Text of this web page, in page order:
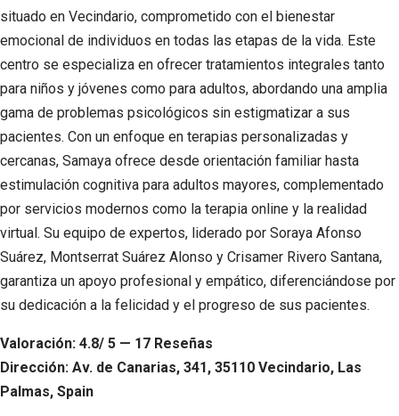
situado en Vecindario, comprometido con el bienestar
emocional de individuos en todas las etapas de la vida. Este
centro se especializa en ofrecer tratamientos integrales tanto
para niños y jóvenes como para adultos, abordando una amplia
gama de problemas psicológicos sin estigmatizar a sus
pacientes. Con un enfoque en terapias personalizadas y
cercanas, Samaya ofrece desde orientación familiar hasta
estimulación cognitiva para adultos mayores, complementado
por servicios modernos como la terapia online y la realidad
virtual. Su equipo de expertos, liderado por Soraya Afonso
Suárez, Montserrat Suárez Alonso y Crisamer Rivero Santana,
garantiza un apoyo profesional y empático, diferenciándose por
su dedicación a la felicidad y el progreso de sus pacientes.
Valoración: 4.8/ 5 — 17 Reseñas
Dirección: Av. de Canarias, 341, 35110 Vecindario, Las
Palmas, Spain